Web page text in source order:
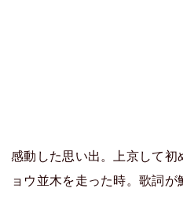
感動した思い出。上京して
ョウ並木を走った時。歌詞が